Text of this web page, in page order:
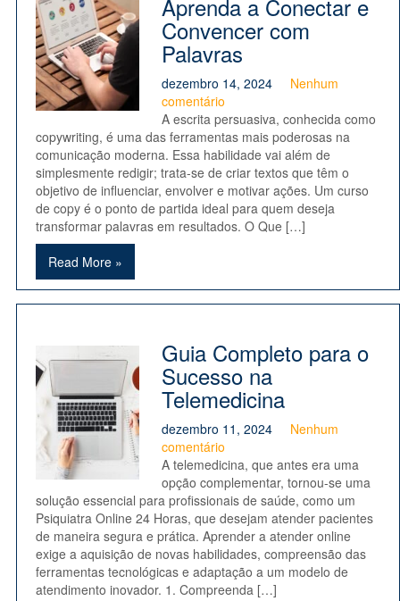
Aprenda a Conectar e
Convencer com
Palavras
dezembro 14, 2024
Nenhum
comentário
A escrita persuasiva, conhecida como
copywriting, é uma das ferramentas mais poderosas na
comunicação moderna. Essa habilidade vai além de
simplesmente redigir; trata-se de criar textos que têm o
objetivo de influenciar, envolver e motivar ações. Um curso
de copy é o ponto de partida ideal para quem deseja
transformar palavras em resultados. O Que […]
Read More »
Guia Completo para o
Sucesso na
Telemedicina
dezembro 11, 2024
Nenhum
comentário
A telemedicina, que antes era uma
opção complementar, tornou-se uma
solução essencial para profissionais de saúde, como um
Psiquiatra Online 24 Horas, que desejam atender pacientes
de maneira segura e prática. Aprender a atender online
exige a aquisição de novas habilidades, compreensão das
ferramentas tecnológicas e adaptação a um modelo de
atendimento inovador. 1. Compreenda […]